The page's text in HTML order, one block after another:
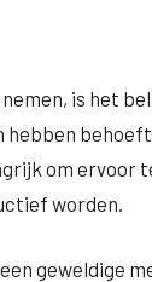
is het
hebben
om ervoor
worden.
geweldige